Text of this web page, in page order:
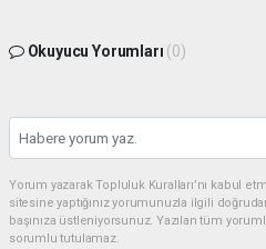
Okuyucu Yorumları (0)
Yorum yazarak Topluluk Kuralları’nı kabul
sitesine yaptığınız yorumunuzla ilgili
başınıza üstleniyorsunuz. Yazılan tüm
sorumlu tutulamaz.